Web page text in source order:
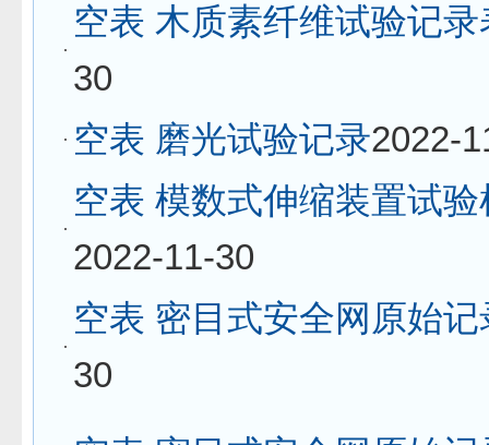
空表 木质素纤维试验记录
30
空表 磨光试验记录2022-
空表 模数式伸缩装置试
2022-11-30
空表 密目式安全网原始记
30